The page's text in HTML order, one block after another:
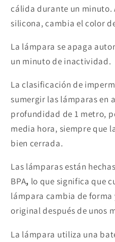
cálida durante un minuto.
silicona, cambia el color
La lámpara se apaga
un minuto de inactividad.
La clasificación de
sumergir las lámparas en
profundidad de 1 metro,
media hora, siempre que
bien cerrada.
Las lámparas están
BPA, lo que significa que
lámpara cambia de forma
original después de unos
La lámpara utiliza una